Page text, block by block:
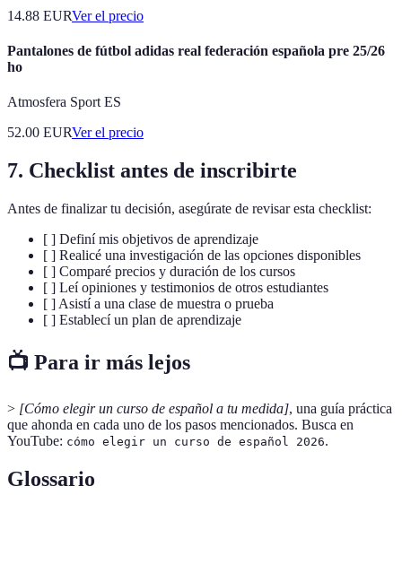
14.88 EURVer el precio
Pantalones de fútbol adidas real federación española pre 25/26
ho
Atmosfera Sport ES
52.00 EURVer el precio
7. Checklist antes de inscribirte
Antes de finalizar tu decisión, asegúrate de revisar esta checklist:
[ ] Definí mis objetivos de aprendizaje
[ ] Realicé una investigación de las opciones disponibles
[ ] Comparé precios y duración de los cursos
[ ] Leí opiniones y testimonios de otros estudiantes
[ ] Asistí a una clase de muestra o prueba
[ ] Establecí un plan de aprendizaje
📺 Para ir más lejos
> [Cómo elegir un curso de español a tu medida], una guía práctica
que ahonda en cada uno de los pasos mencionados. Busca en
YouTube: cómo elegir un curso de español 2026.
Glossario